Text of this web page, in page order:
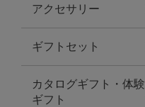
タオル
ウエア＆バッグ
ウエア
アクセサリー
ギフトセット
カタログギフト・体験
ギフト